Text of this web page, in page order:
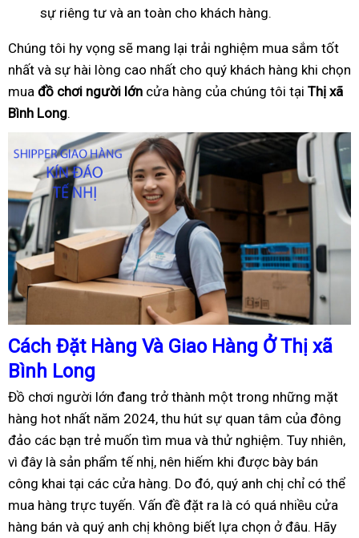
sự riêng tư và an toàn cho khách hàng.
Chúng tôi hy vọng sẽ mang lại trải nghiệm mua sắm tốt
nhất và sự hài lòng cao nhất cho quý khách hàng khi chọn
mua đồ chơi người lớn cửa hàng của chúng tôi tại Thị xã
Bình Long.
Cách Đặt Hàng Và Giao Hàng ỞThị xã
Bình Long
Đồ chơi người lớn đang trở thành một trong những mặt
hàng hot nhất năm 2024, thu hút sự quan tâm của đông
đảo các bạn trẻ muốn tìm mua và thử nghiệm. Tuy nhiên,
vì đây là sản phẩm tế nhị, nên hiếm khi được bày bán
công khai tại các cửa hàng. Do đó, quý anh chị chỉ có thể
mua hàng trực tuyến. Vấn đề đặt ra là có quá nhiều cửa
hàng bán và quý anh chị không biết lựa chọn ở đâu. Hãy